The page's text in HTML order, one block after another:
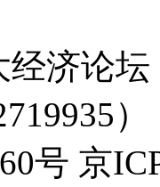
经济论
）
号 京